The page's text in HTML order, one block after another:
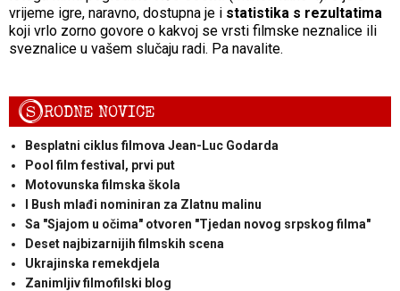
vrijeme igre, naravno, dostupna je i statistika s rezultatima
koji vrlo zorno govore o kakvoj se vrsti filmske neznalice ili
sveznalice u vašem slučaju radi. Pa navalite.
SRODNE NOVICE
Besplatni ciklus filmova Jean-Luc Godarda
Pool film festival, prvi put
Motovunska filmska škola
I Bush mlađi nominiran za Zlatnu malinu
Sa "Sjajom u očima" otvoren "Tjedan novog srpskog filma"
Deset najbizarnijih filmskih scena
Ukrajinska remekdjela
Zanimljiv filmofilski blog